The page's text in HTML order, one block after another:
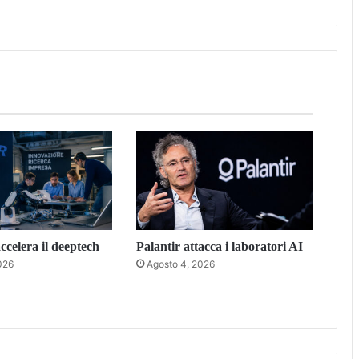
il deeptech Palantir attacca i laboratori AI
Agosto 4, 2026